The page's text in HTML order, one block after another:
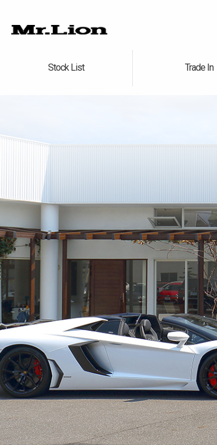
Stock List
在庫車情報 Trade In
買取無料査定